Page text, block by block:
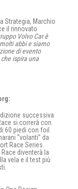
Strategia, Marchio
il rinnovato
Volvo Car è
abbi e siamo
di evento
ispira una
successiva
si correrà con
60 piedi con foil
“volanti” da
Race Series.
diventerà la
vela e il test più